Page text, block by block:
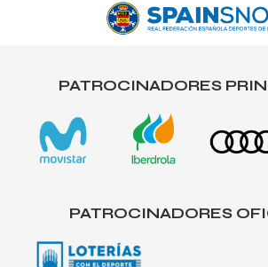
PATROCINADORES
PATROCINADORES